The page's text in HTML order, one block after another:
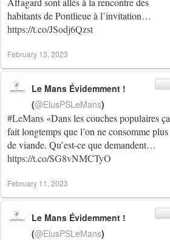
habitants de Pontlieue à l’invitation…
https://t.co/JSodj6Qzst
February 13, 2023
#LeMans «Dans les couches populaires ça
fait longtemps que l’on ne consomme plus
de viande. Qu’est-ce que demandent…
https://t.co/SG8vNMCTyO
Le Mans Évidemment !
(@ElusPSLeMans)
February 11, 2023
Le Mans Évidemment !
(@ElusPSLeMans)